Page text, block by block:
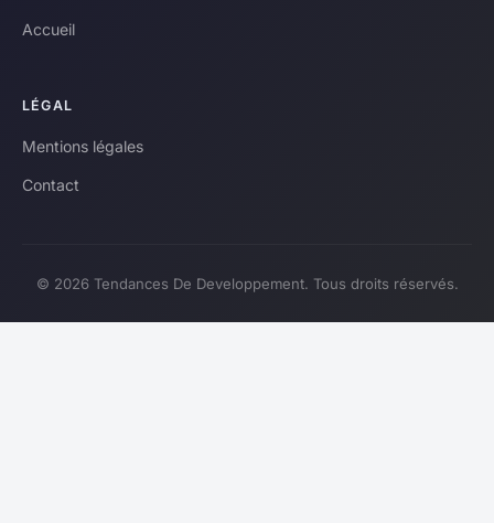
Accueil
LÉGAL
Mentions légales
Contact
© 2026 Tendances De Developpement. Tous droits réservés.